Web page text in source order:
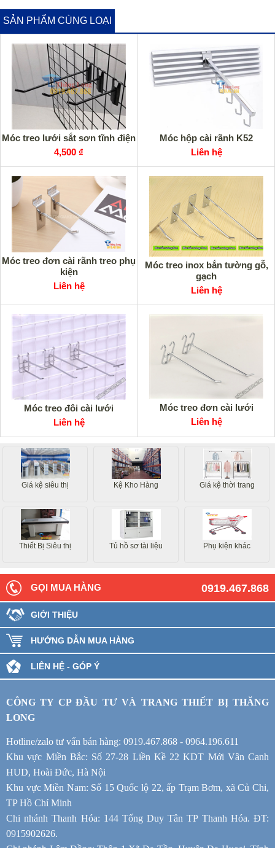
SẢN PHẨM CÙNG LOẠI
Móc treo lưới sắt sơn tĩnh điện
4,500 ₫
Móc hộp cài rãnh K52
Liên hệ
Móc treo đơn cài rãnh treo phụ
kiện
Liên hệ
Móc treo inox bắn tường gỗ,
gạch
Liên hệ
Móc treo đôi cài lưới
Liên hệ
Móc treo đơn cài lưới
Liên hệ
Giá kệ siêu thị Kệ Kho Hàng Giá kệ thời trang
Thiết Bị Siêu thị Tủ hồ sơ tài liệu Phụ kiện khác
0919.467.868
GỌI MUA HÀNG
GIỚI THIỆU
HƯỚNG DẪN MUA HÀNG
LIÊN HỆ - GÓP Ý
CÔNG TY CP ĐẦU TƯ VÀ TRANG THIẾT BỊ THĂNG
LONG
Hotline/zalo tư vấn bán hàng: 0919.467.868 - 0964.196.611
Khu vực Miền Bắc: Số 27-28 Liền Kề 22 KDT Mới Vân Canh
HUD, Hoài Đức, Hà Nội
Khu vực Miền Nam: Số 15 Quốc lộ 22, ấp Trạm Bơm, xã Củ Chi,
TP Hồ Chí Minh
Chi nhánh Thanh Hóa: 144 Tống Duy Tân TP Thanh Hóa. ĐT:
0915902626.